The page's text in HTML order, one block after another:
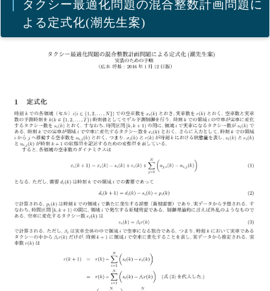
タクシー最適化問題の混合整数計画問題に
よる定式化(潮先生案)